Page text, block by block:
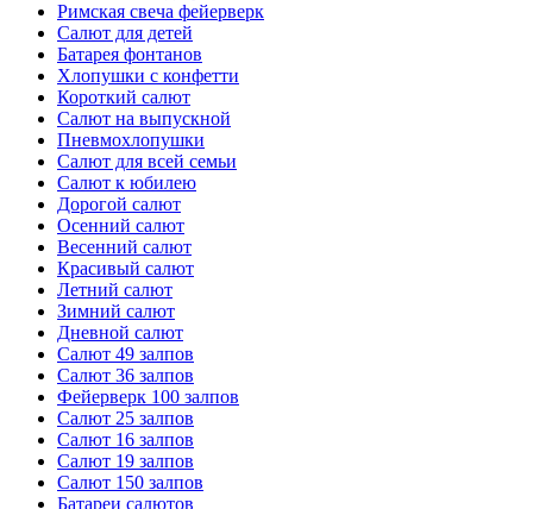
Римская свеча фейерверк
Салют для детей
Батарея фонтанов
Хлопушки с конфетти
Короткий салют
Салют на выпускной
Пневмохлопушки
Салют для всей семьи
Салют к юбилею
Дорогой салют
Осенний салют
Весенний салют
Красивый салют
Летний салют
Зимний салют
Дневной салют
Салют 49 залпов
Салют 36 залпов
Фейерверк 100 залпов
Салют 25 залпов
Салют 16 залпов
Салют 19 залпов
Салют 150 залпов
Батареи салютов